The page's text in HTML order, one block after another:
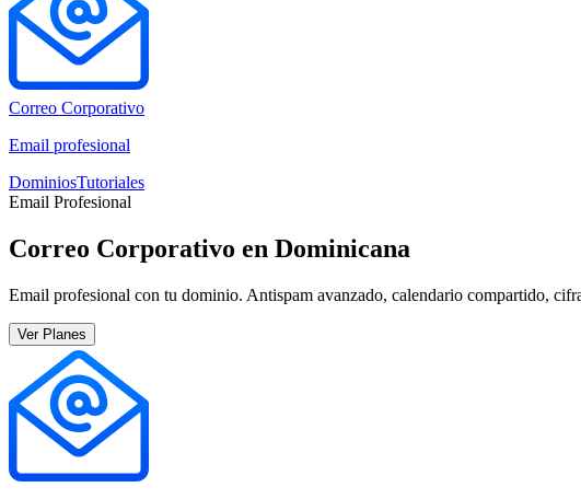
Correo Corporativo
Email profesional
DominiosTutoriales
Email Profesional
Correo Corporativo en Dominicana
Email profesional con tu dominio. Antispam avanzado, calendario compartido,
Ver Planes